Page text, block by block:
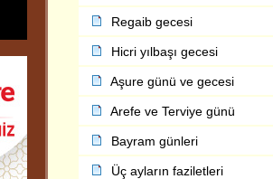
Regaib gecesi
Hicri yılbaşı gecesi
Aşure günü ve gecesi
Arefe ve Terviye günü
Bayram günleri
Üç ayların faziletleri